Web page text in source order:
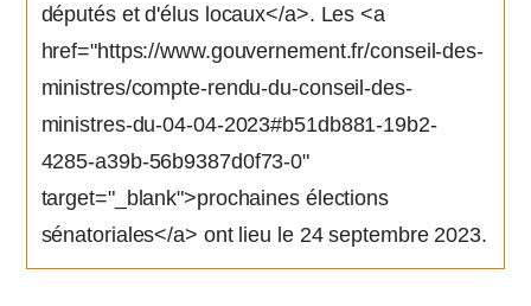
députés et d'élus locaux</a>. Les <a
href="https://www.gouvernement.fr/conseil-des-
ministres/compte-rendu-du-conseil-des-
ministres-du-04-04-2023#b51db881-19b2-
4285-a39b-56b9387d0f73-0"
target="_blank">prochaines élections
sénatoriales</a> ont lieu le 24 septembre 2023.